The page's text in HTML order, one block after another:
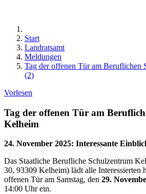
Start
Landratsamt
Meldungen
Tag der offenen Tür am Beruflichen
(2)
Vorlesen
Tag der offenen Tür am
Kelheim
24. November 2025: Interessante
Das Staatliche Berufliche Schulzentrum
30, 93309 Kelheim) lädt alle Interessierten
offenen Tür am Samstag, den 29.
14:00 Uhr ein.